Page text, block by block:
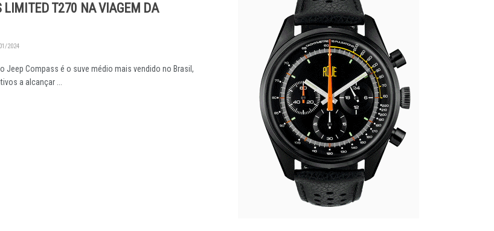
LIMITED T270 NA VIAGEM DA
2024
Jeep Compass é o suve médio mais vendido no Brasil,
a alcançar ...